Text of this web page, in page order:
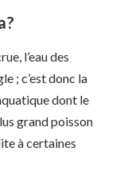
l’eau des
; c’est donc la
dont le
grand poisson
à certaines